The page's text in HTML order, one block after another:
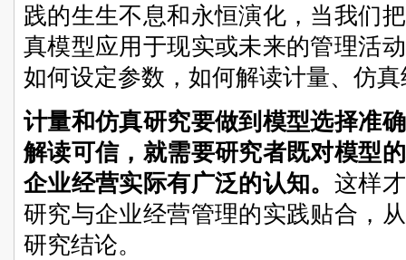
践的生生不息和永恒演化，当我们
真模型应用于现实或未来的管理活
如何设定参数，如何解读计量、仿
计量和仿真研究要做到模型选择准
解读可信，就需要研究者既对模型
企业经营实际有广泛的认知。 这样
研究与企业经营管理的实践贴合，
研究结论。